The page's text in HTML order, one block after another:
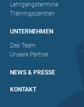
Lehrgangstermine
Trainingszentren
UNTERNEHMEN
Das Team
Unsere Partner
NEWS & PRESSE
KONTAKT